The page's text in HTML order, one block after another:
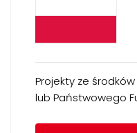
Projekty ze
lub Państwowego